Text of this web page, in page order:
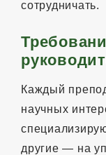
сотрудничать.
Каждый
научных
другие — на